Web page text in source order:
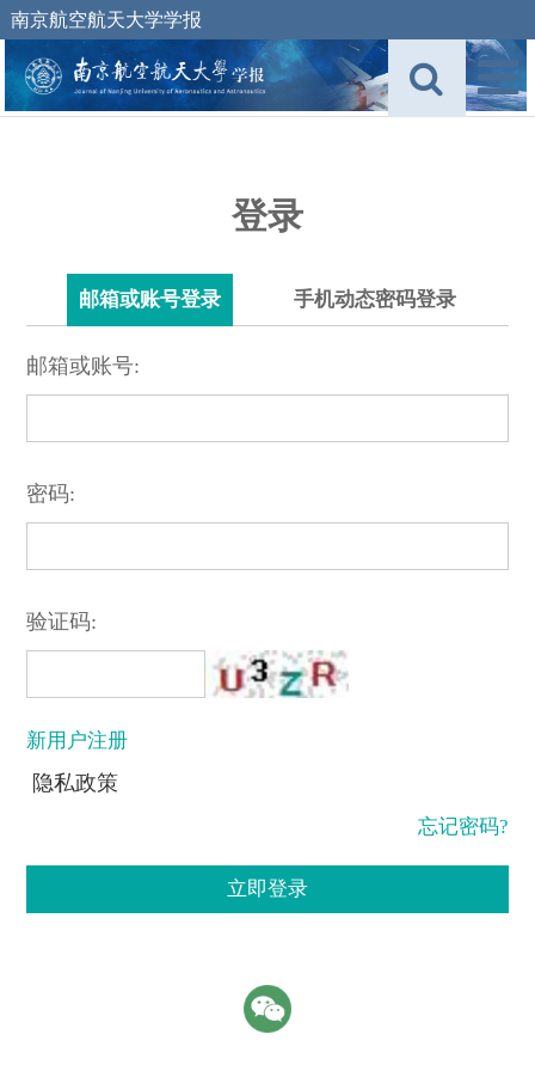
南京航空航天大学学报
登录
邮箱或账号登录 手机动态密码登录
邮箱或账号:
密码:
验证码:
新用户注册
隐私政策
忘记密码?
立即登录